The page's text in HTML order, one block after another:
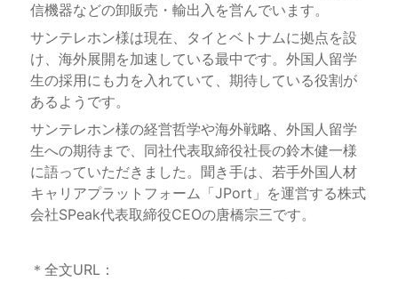
信機器などの卸販売・輸出入を営んでいます。
サンテレホン様は現在、タイとベトナムに拠点を設
け、海外展開を加速している最中です。外国人留学
生の採用にも力を入れていて、期待している役割が
あるようです。
サンテレホン様の経営哲学や海外戦略、外国人留学
生への期待まで、同社代表取締役社長の鈴木健一様
に語っていただきました。聞き手は、若手外国人材
キャリアプラットフォーム「JPort」を運営する株式
会社SPeak代表取締役CEOの唐橋宗三です。
＊全文URL：